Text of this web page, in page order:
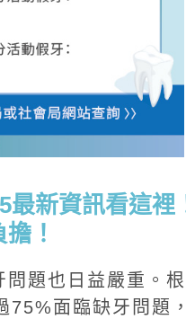
最新資訊看這裡
！
題也日益嚴重。
75%面臨缺牙問題